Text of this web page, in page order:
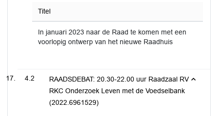
Titel
In januari 2023 naar de Raad te komen met een
voorlopig ontwerp van het nieuwe Raadhuis
4.2
RAADSDEBAT: 20.30-22.00 uur Raadzaal RV
RKC Onderzoek Leven met de Voedselbank
(2022.6961529)